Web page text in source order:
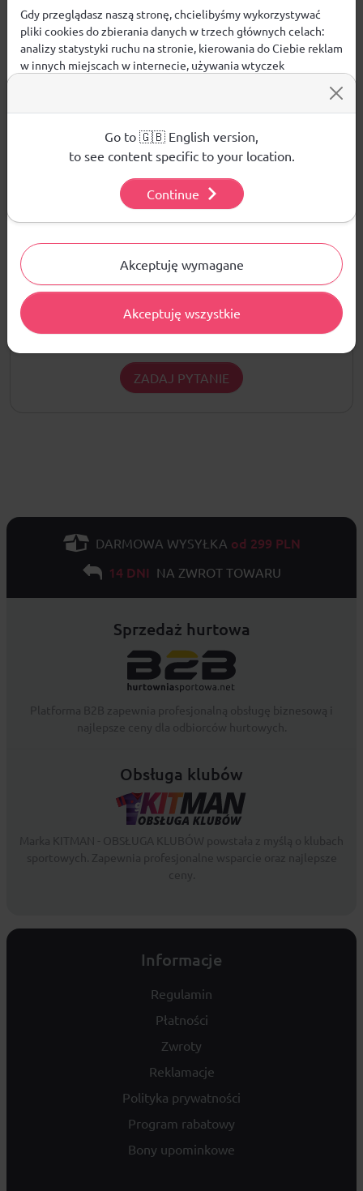
PRODUKT BIO - certyfikowane sandały
biodegradowalne - „OK biobased” TUV AUSTRIA
Opinie
ŚREDNIA OCENA:
Nie ma jeszcze żadnej recenzji produktu
Pytania i odpowiedzi
Nie ma jeszcze pytań. Bądź pierwszy :)
ZADAJ PYTANIE
DARMOWA WYSYŁKA od 299 PLN
14 DNI NA ZWROT TOWARU
Sprzedaż hurtowa
Obsługa klubów
Informacje
Regulamin
Płatności
Zwroty
Reklamacje
Polityka prywatności
Program rabatowy
Bony upominkowe
Gdy przeglądasz naszą stronę, chcielibyśmy wykorzystywać
pliki cookies do zbierania danych w trzech głównych celach:
analizy statystyki ruchu na stronie, kierowania do Ciebie reklam
w innych miejscach w internecie, używania wtyczek
używanych plików cookies.
Aby dowiedzieć się więcej o plikach cookie i tym, jak
wykorzystujemy Twoje dane, odwiedź naszą Polityką
Akceptuję wymagane
Akceptuję wszystkie
Go to 🇬🇧 English version,
to see content specific to your location.
Continue